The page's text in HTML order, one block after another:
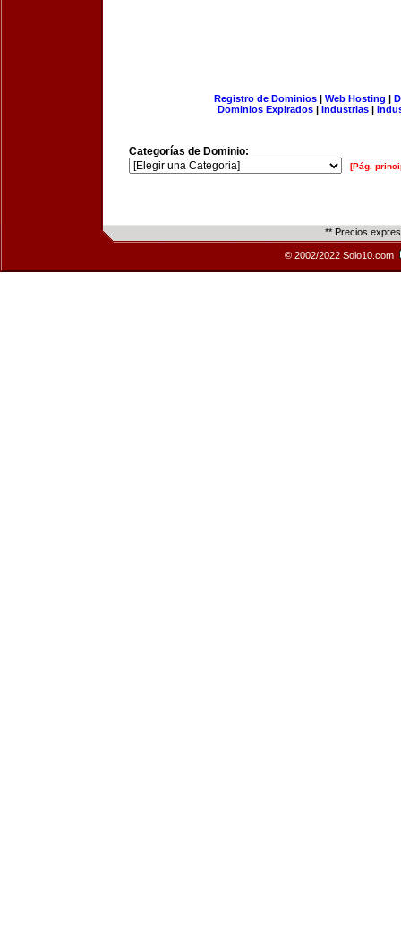
Registro de Dominios| Web Hosting |
Dominios Expirados | Industrias |
Categorías de Dominio:
[Pág.
** Precios
© 2002/2022 Solo10.com